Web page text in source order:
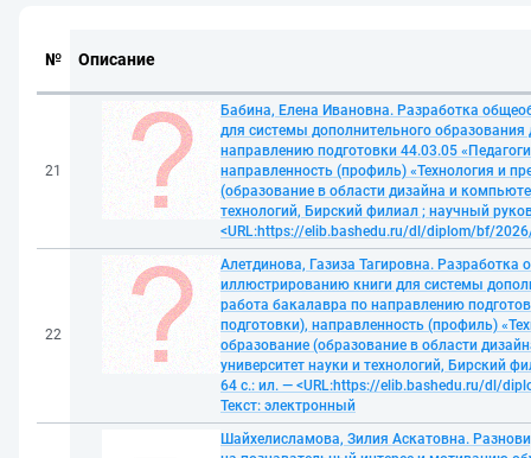
№ Описание
21
Бабина, Елена Ивановна. Разработка
для системы дополнительного
направлению подготовки 44.03.05
направленность (профиль) «Технология и
(образование в области дизайна и
технологий, Бирский филиал ; научный
<URL:https://elib.bashedu.ru/dl/diplom/bf/
22
Алетдинова, Газиза Тагировна.
иллюстрированию книги для системы
работа бакалавра по направлению
подготовки), направленность (профиль)
образование (образование в области
университет науки и технологий, Бирский
64 с.: ил. — <URL:https://elib.bashedu.ru/dl/
Текст: электронный
Шайхелисламова, Зилия Аскатовна.